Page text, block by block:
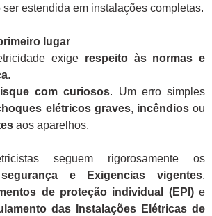
ser estendida em instalações completas.
lugar
exige respeito às normas e
.
com curiosos. Um erro simples
elétricos graves, incêndiosou
aos aparelhos.
seguem rigorosamente os
e Exigencias vigentes,
de proteção individual (EPI)e
das Instalações Elétricas de